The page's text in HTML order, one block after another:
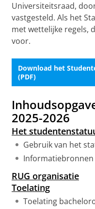
Universiteitsraad,
vastgesteld. Als het
met wettelijke regels,
voor.
Download het
(PDF)
2025-2026
Het
Gebruik van het
Informatiebronnen
RUG organisatie
Toelating
Toelating